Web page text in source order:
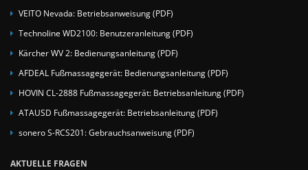
VEITO Nevada: Betriebsanweisung (PDF)
Technoline WD2100: Benutzeranleitung (PDF)
Kärcher WV 2: Bedienungsanleitung (PDF)
AFDEAL Fußmassagegerät: Bedienungsanleitung (PDF)
HOVIN CL-2888 Fußmassagegerät: Betriebsanleitung (PDF)
ATAUSD Fußmassagegerät: Betriebsanleitung (PDF)
sonero S-RCS201: Gebrauchsanweisung (PDF)
AKTUELLE FRAGEN